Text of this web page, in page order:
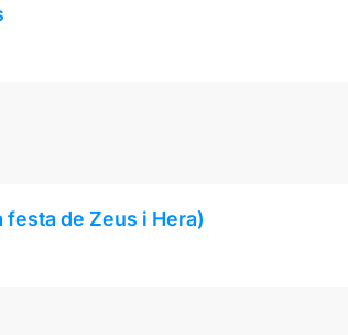
de Zeus i Hera)